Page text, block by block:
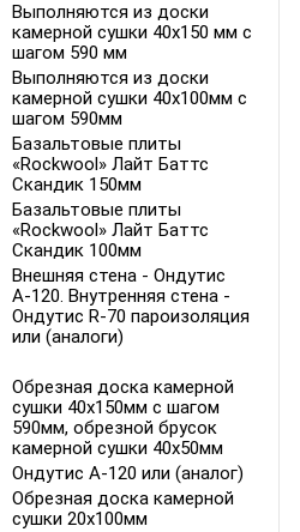
Выполняются из доски
камерной сушки 40х150 мм с
шагом 590 мм
Выполняются из доски
камерной сушки 40х100мм с
шагом 590мм
Базальтовые плиты
«Rockwool» Лайт Баттс
Скандик 150мм
Базальтовые плиты
«Rockwool» Лайт Баттс
Скандик 100мм
Внешняя стена - Ондутис
А-120. Внутренняя стена -
Ондутис R-70 пароизоляция
или (аналоги)
Обрезная доска камерной
сушки 40х150мм с шагом
590мм, обрезной брусок
камерной сушки 40х50мм
Ондутис А-120 или (аналог)
Обрезная доска камерной
сушки 20х100мм